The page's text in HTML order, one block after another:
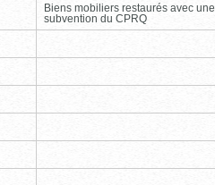
Biens mobiliers restaurés avec une
subvention du CPRQ